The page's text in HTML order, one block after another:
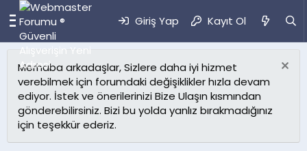
Giriş Yap Kayıt Ol
Merhaba arkadaşlar, Sizlere daha iyi hizmet
verebilmek için forumdaki değişiklikler hızla devam
ediyor. İstek ve önerilerinizi Bize Ulaşın kısmından
gönderebilirsiniz. Bizi bu yolda yanlız bırakmadığınız
için teşekkür ederiz.